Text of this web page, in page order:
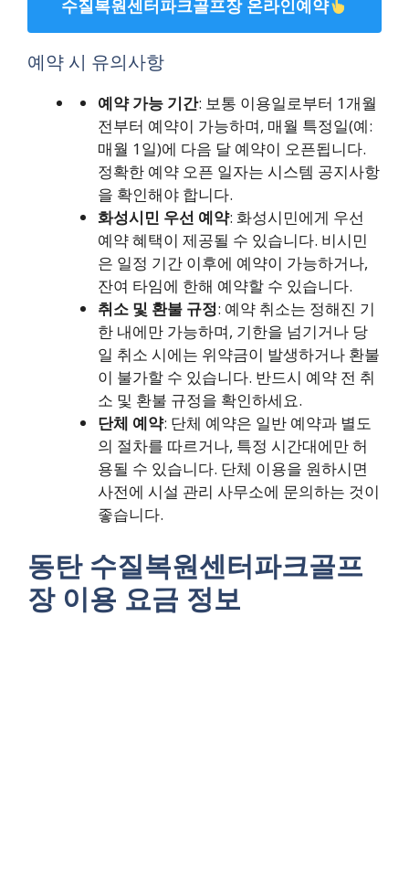
수질복원센터파크골프장 온라인예약
예약 시 유의사항
예약 가능 기간: 보통 이용일로부터 1개월
전부터 예약이 가능하며, 매월 특정일(예:
매월 1일)에 다음 달 예약이 오픈됩니다.
정확한 예약 오픈 일자는 시스템 공지사항
을 확인해야 합니다.
화성시민 우선 예약: 화성시민에게 우선
예약 혜택이 제공될 수 있습니다. 비시민
은 일정 기간 이후에 예약이 가능하거나,
잔여 타임에 한해 예약할 수 있습니다.
취소 및 환불 규정: 예약 취소는 정해진 기
한 내에만 가능하며, 기한을 넘기거나 당
일 취소 시에는 위약금이 발생하거나 환불
이 불가할 수 있습니다. 반드시 예약 전 취
소 및 환불 규정을 확인하세요.
단체 예약: 단체 예약은 일반 예약과 별도
의 절차를 따르거나, 특정 시간대에만 허
용될 수 있습니다. 단체 이용을 원하시면
사전에 시설 관리 사무소에 문의하는 것이
좋습니다.
동탄 수질복원센터파크골프
장 이용 요금 정보